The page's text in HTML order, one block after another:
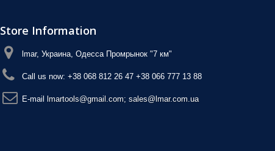
Store Information
lmar, Украина, Одесса Промрынок "7 км"
Call us now: +38 068 812 26 47 +38 066 777 13 88
E-maіl lmartools@gmail.com; sales@lmar.com.ua